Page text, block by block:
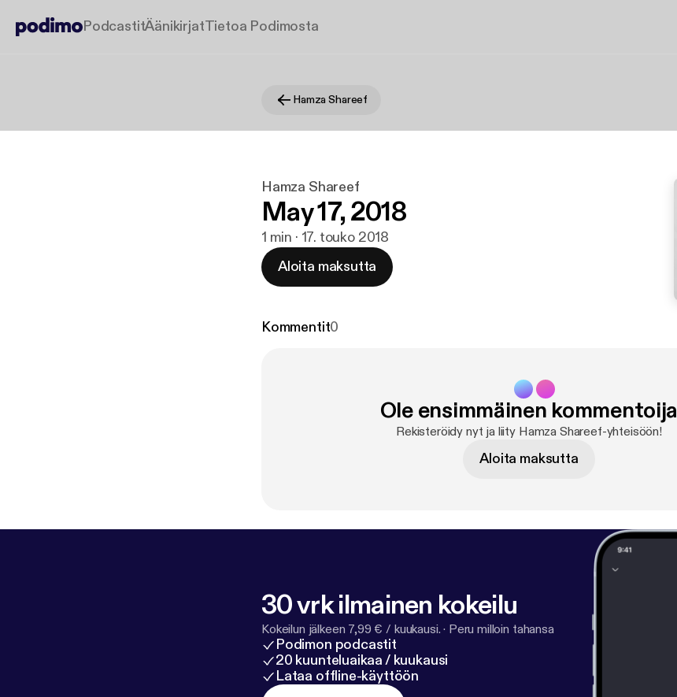
PodcastitÄänikirjatTietoa Podimosta
Hamza Shareef
Hamza Shareef
May 17, 2018
1 min · 17. touko 2018
Aloita maksutta
Kommentit0
Ole ensimmäinen kommentoija
Rekisteröidy nyt ja liity Hamza Shareef-yhteisöön!
Aloita maksutta
30 vrk ilmainen kokeilu
Kokeilun jälkeen 7,99 € / kuukausi. · Peru milloin tahansa
Podimon podcastit
20 kuunteluaikaa / kuukausi
Lataa offline-käyttöön